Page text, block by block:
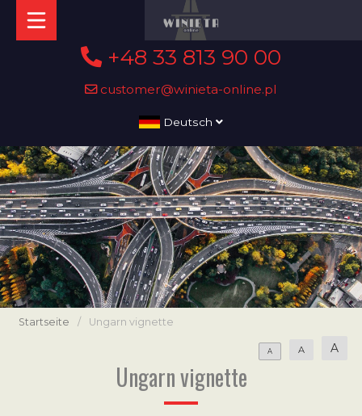
+48 33 813 90 00
customer@winieta-online.pl
Deutsch
Startseite / Ungarn vignette
A A A
Ungarn vignette